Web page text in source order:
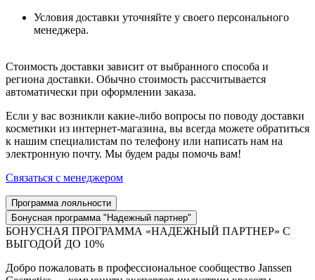
Условия доставки уточняйте у своего персонального
менеджера.
Стоимость доставки зависит от выбранного способа и
региона доставки. Обычно стоимость рассчитывается
автоматически при оформлении заказа.
Если у вас возникли какие-либо вопросы по поводу доставки
косметики из интернет-магазина, вы всегда можете обратиться
к нашим специалистам по телефону или написать нам на
электронную почту. Мы будем рады помочь вам!
Связаться с менеджером
Программа лояльности
Бонусная программа "Надежный партнер"
БОНУСНАЯ ПРОГРАММА «НАДЕЖНЫЙ ПАРТНЕР» С
ВЫГОДОЙ ДО 10%
Добро пожаловать в профессиональное сообщество Janssen